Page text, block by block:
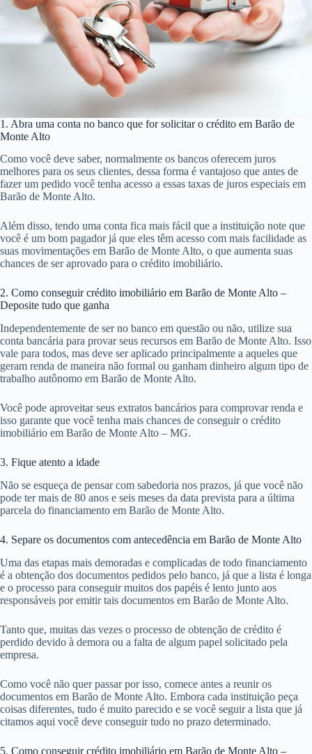
1. Abra uma conta no banco que for solicitar o crédito em Barão de
Monte Alto
Como você deve saber, normalmente os bancos oferecem juros
melhores para os seus clientes, dessa forma é vantajoso que antes de
fazer um pedido você tenha acesso a essas taxas de juros especiais em
Barão de Monte Alto.
Além disso, tendo uma conta fica mais fácil que a instituição note que
você é um bom pagador já que eles têm acesso com mais facilidade as
suas movimentações em Barão de Monte Alto, o que aumenta suas
chances de ser aprovado para o crédito imobiliário.
2. Como conseguir crédito imobiliário em Barão de Monte Alto –
Deposite tudo que ganha
Independentemente de ser no banco em questão ou não, utilize sua
conta bancária para provar seus recursos em Barão de Monte Alto. Isso
vale para todos, mas deve ser aplicado principalmente a aqueles que
geram renda de maneira não formal ou ganham dinheiro algum tipo de
trabalho autônomo em Barão de Monte Alto.
Você pode aproveitar seus extratos bancários para comprovar renda e
isso garante que você tenha mais chances de conseguir o crédito
imobiliário em Barão de Monte Alto – MG.
3. Fique atento a idade
Não se esqueça de pensar com sabedoria nos prazos, já que você não
pode ter mais de 80 anos e seis meses da data prevista para a última
parcela do financiamento em Barão de Monte Alto.
4. Separe os documentos com antecedência em Barão de Monte Alto
Uma das etapas mais demoradas e complicadas de todo financiamento
é a obtenção dos documentos pedidos pelo banco, já que a lista é longa
e o processo para conseguir muitos dos papéis é lento junto aos
responsáveis por emitir tais documentos em Barão de Monte Alto.
Tanto que, muitas das vezes o processo de obtenção de crédito é
perdido devido à demora ou a falta de algum papel solicitado pela
empresa.
Como você não quer passar por isso, comece antes a reunir os
documentos em Barão de Monte Alto. Embora cada instituição peça
coisas diferentes, tudo é muito parecido e se você seguir a lista que já
citamos aqui você deve conseguir tudo no prazo determinado.
5. Como conseguir crédito imobiliário em Barão de Monte Alto –